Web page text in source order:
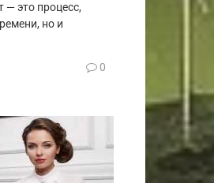
— это процесс,
но и
0